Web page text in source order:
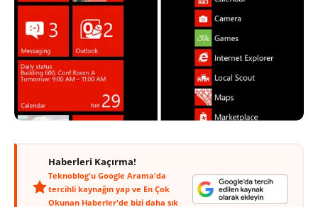
Haberleri Kaçırma!
Teknoblog'u Google Arama'da
tercihli kaynağın yap ve En Çok
Okunan Haberler'de bizi daha sık